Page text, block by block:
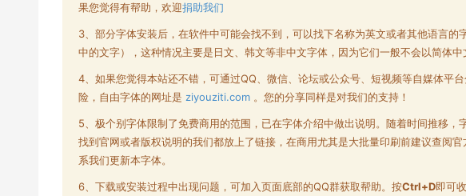
果您觉得有帮助，欢迎捐助我们
3、部分字体安装后，在软件中可能会找不到，可以找下名称为英文或者其他语言的
中的文字），这种情况主要是日文、韩文等非中文字体，因为它们一般不会以简体中
4、如果您觉得本站还不错，可通过QQ、微信、论坛或公众号、短视频等自媒体平
险，自由字体的网址是 ziyouziti.com 。您的分享同样是对我们的支持！
5、极个别字体限制了免费商用的范围，已在字体介绍中做出说明。随着时间推移，
找到官网或者版权说明的我们都放上了链接，在商用尤其是大批量印刷前建议查阅
系我们更新本字体。
6、下载或安装过程中出现问题，可加入页面底部的QQ群获取帮助。按Ctrl+D即可